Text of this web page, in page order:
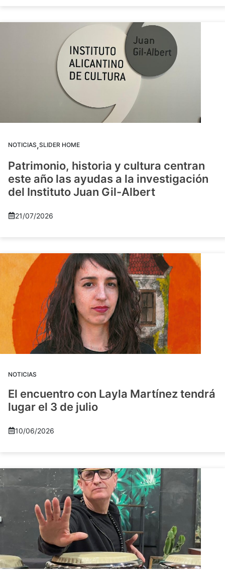
NOTICIAS,SLIDER HOME
Patrimonio, historia y cultura centran
este año las ayudas a la investigación
del Instituto Juan Gil-Albert
21/07/2026
NOTICIAS
El encuentro con Layla Martínez tendrá
lugar el 3 de julio
10/06/2026